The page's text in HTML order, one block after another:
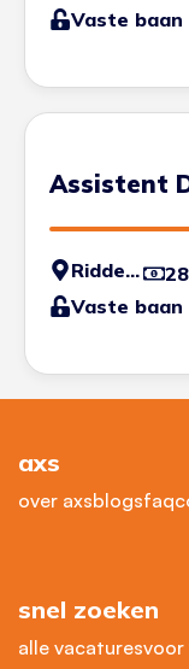
Vaste baan
Assistent
Ridderkerk
Vaste baan
axs
over axsblogsfaq
snel zoeken
alle vacaturesvoor